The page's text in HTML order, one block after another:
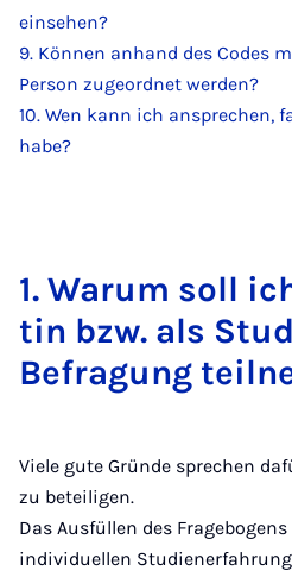
einsehen?
9. Können anhand des Codes
Person zugeordnet werden?
10. Wen kann ich ansprechen,
habe?
1. War­um soll
tin bzw. als
Be­fra­gung
Viele gute Gründe sprechen
zu beteiligen.
Das Ausfüllen des
individuellen